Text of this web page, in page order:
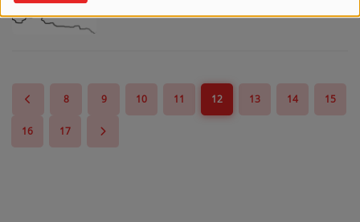
8 9 10 11 12 13 14 15
16 17